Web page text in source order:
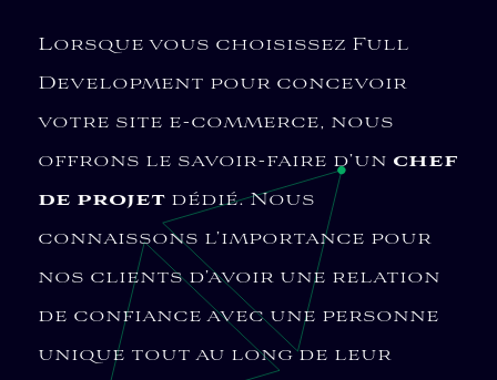
Lorsque vous choisissez Full
Development pour concevoir
votre site e-commerce, nous
offrons le savoir-faire d’un chef
de projet dédié. Nous
connaissons l’importance pour
nos clients d’avoir une relation
de confiance avec une personne
unique tout au long de leur